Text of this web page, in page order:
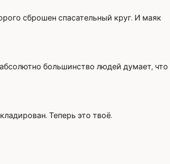
сброшен спасательный круг. И маяк
большинство людей думает, что
Теперь это твоё.